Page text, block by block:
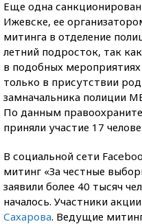
Еще одна
Ижевске, ее
митинга в отделение
летний подросток, так
в подобных
только в присутствии
замначальника полиции
По данным
приняли участие 17
В социальной сети
митинг «За честные
заявили более 40 тысяч
началось. Участники
Сахарова. Ведущие